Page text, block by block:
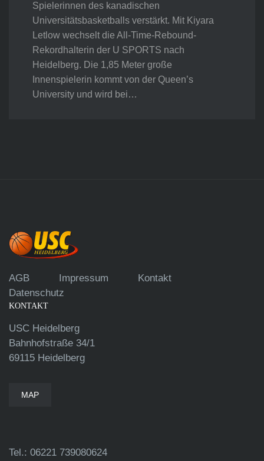
Spielerinnen des kanadischen
Universitätsbasketballs verstärkt. Mit Kiyara
Letlow wechselt die All-Time-Rebound-
Rekordhalterin der U SPORTS nach
Heidelberg. Die 1,85 Meter große
Innenspielerin kommt von der Queen’s
University und wird bei…
AGB Impressum
Kontakt
Datenschutz
KONTAKT
USC Heidelberg
Bahnhofstraße 34/1
69115 Heidelberg
MAP
Tel.: 06221 739080624